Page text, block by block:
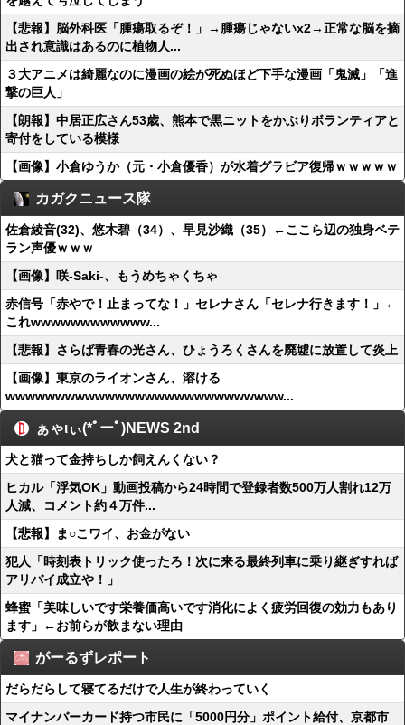
【悲報】脳外科医「腫瘍取るぞ！」→腫瘍じゃないx2→正常な脳を摘
出され意識はあるのに植物人...
３大アニメは綺麗なのに漫画の絵が死ぬほど下手な漫画「鬼滅」「進
撃の巨人」
【朗報】中居正広さん53歳、熊本で黒ニットをかぶりボランティアと
寄付をしている模様
【画像】小倉ゆうか（元・小倉優香）が水着グラビア復帰ｗｗｗｗｗ
カガクニュース隊
佐倉綾音(32)、悠木碧（34）、早見沙織（35）←ここら辺の独身ベテ
ラン声優ｗｗｗ
【画像】咲-Saki-、もうめちゃくちゃ
赤信号「赤やで！止まってな！」セレナさん「セレナ行きます！」←
これwwwwwwwwwwww...
【悲報】さらば青春の光さん、ひょうろくさんを廃墟に放置して炎上
【画像】東京のライオンさん、溶ける
wwwwwwwwwwwwwwwwwwwwwwwwwwww...
ぁゃιぃ(*ﾟーﾟ)NEWS 2nd
犬と猫って金持ちしか飼えんくない？
ヒカル「浮気OK」動画投稿から24時間で登録者数500万人割れ12万
人減、コメント約４万件...
【悲報】ま○こワイ、お金がない
犯人「時刻表トリック使ったろ！次に来る最終列車に乗り継ぎすれば
アリバイ成立や！」
蜂蜜「美味しいです栄養価高いです消化によく疲労回復の効力もあり
ます」←お前らが飲まない理由
がーるずレポート
だらだらして寝てるだけで人生が終わっていく
マイナンバーカード持つ市民に「5000円分」ポイント給付、京都市